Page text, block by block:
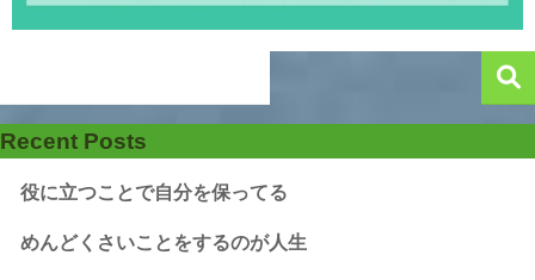
Recent Posts
役に立つことで自分を保ってる
めんどくさいことをするのが人生